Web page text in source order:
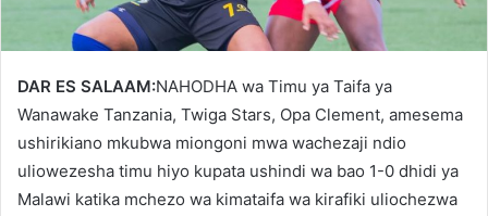
DAR ES SALAAM:NAHODHA wa Timu ya Taifa ya
Wanawake Tanzania, Twiga Stars, Opa Clement, amesema
ushirikiano mkubwa miongoni mwa wachezaji ndio
uliowezesha timu hiyo kupata ushindi wa bao 1-0 dhidi ya
Malawi katika mchezo wa kimataifa wa kirafiki uliochezwa